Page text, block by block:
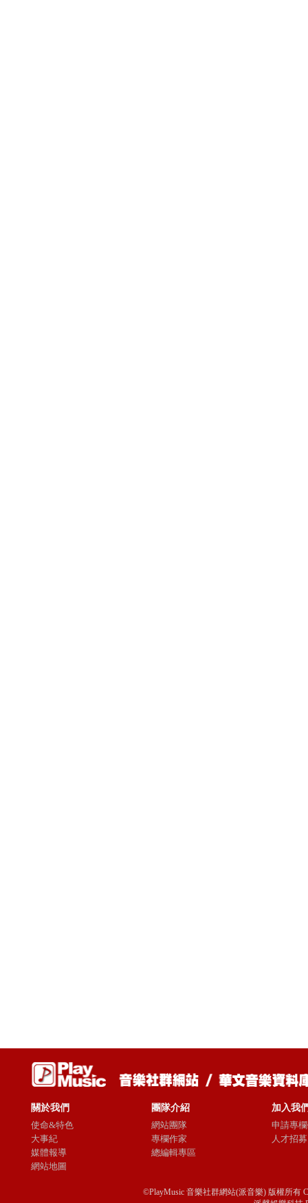
關於我們
使命&特色
大事紀
媒體報導
網站地圖
團隊介紹
網站團隊
專欄作家
總編輯專區
加入我
申請專
人才招募
©PlayMusic 音樂社群網站(派音樂) 版權所有